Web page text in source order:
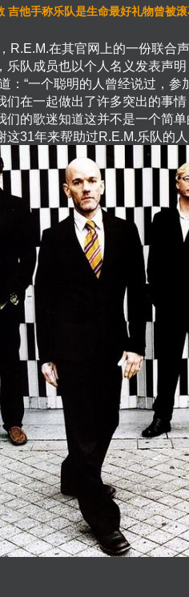
吉他手称乐队是生命最好礼物曾被
在其官网上的一份联合声
乐队成员也以个人名义发表声
：“一个聪明的人曾经说过，
们在一起做出了许多突出的事
们的歌迷知道这并不是一个简
这31年来帮助过R.E.M.乐队的人